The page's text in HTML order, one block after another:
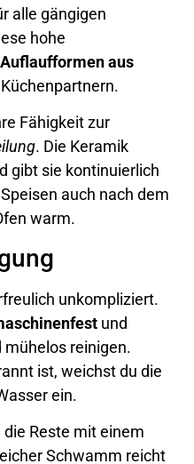
alle gängigen
hohe
Auflaufformen aus
Fähigkeit zur
. Die Keramik
gibt sie kontinuierlich
auch nach dem
warm.
unkompliziert.
und
mühelos reinigen.
ist, weichst du die
ein.
Reste mit einem
Schwamm reicht